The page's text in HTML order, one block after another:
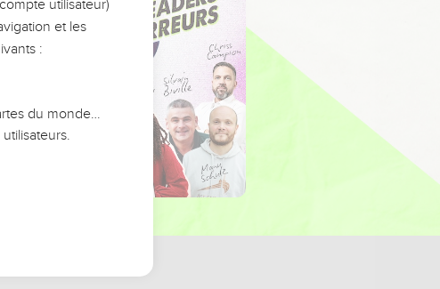
utilisateur)
et les
:
du monde…